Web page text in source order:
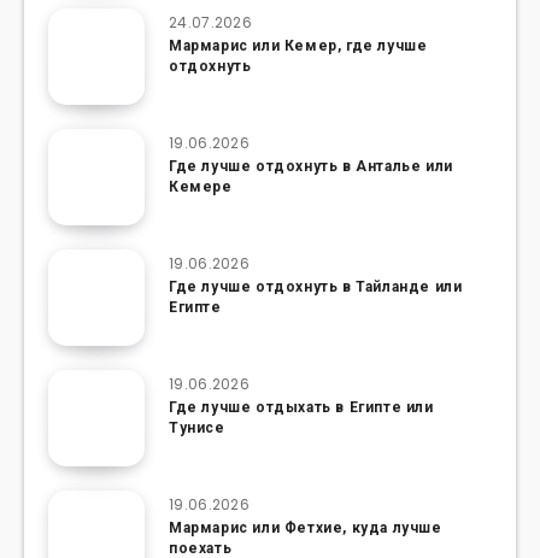
24.07.2026
Мармарис или Кемер, где лучше
отдохнуть
19.06.2026
Где лучше отдохнуть в Анталье или
Кемере
19.06.2026
Где лучше отдохнуть в Тайланде или
Египте
19.06.2026
Где лучше отдыхать в Египте или
Тунисе
19.06.2026
Мармарис или Фетхие, куда лучше
поехать